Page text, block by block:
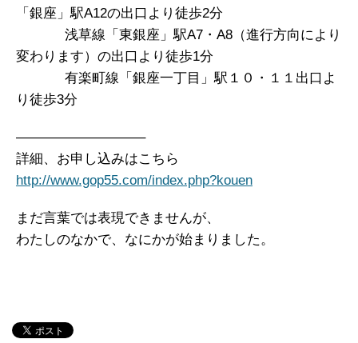
「銀座」駅A12の出口より徒歩2分
浅草線「東銀座」駅A7・A8（進行方向により
変わります）の出口より徒歩1分
有楽町線「銀座一丁目」駅１０・１１出口よ
り徒歩3分
—————————–
詳細、お申し込みはこちら
http://www.gop55.com/index.php?kouen
まだ言葉では表現できませんが、
わたしのなかで、なにかが始まりました。